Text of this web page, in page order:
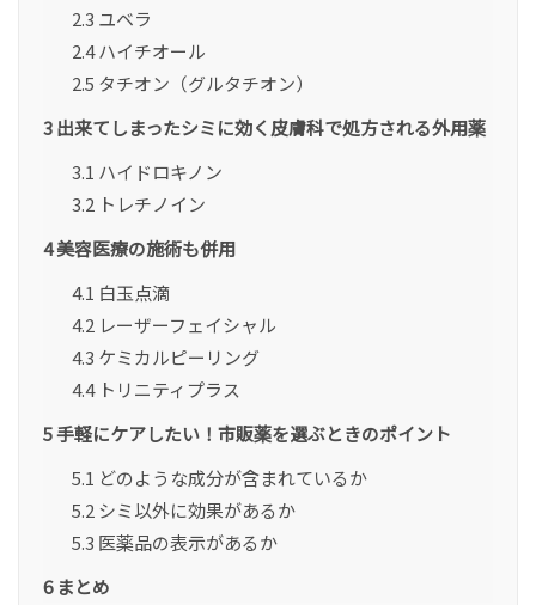
2.3 ユベラ
2.4ハイチオール
2.5 タチオン（グルタチオン）
3出来てしまったシミに効く皮膚科で処方される外用薬
3.1 ハイドロキノン
3.2 トレチノイン
4美容医療の施術も併用
4.1 白玉点滴
4.2 レーザーフェイシャル
4.3 ケミカルピーリング
4.4トリニティプラス
5手軽にケアしたい！市販薬を選ぶときのポイント
5.1 どのような成分が含まれているか
5.2 シミ以外に効果があるか
5.3 医薬品の表示があるか
6まとめ